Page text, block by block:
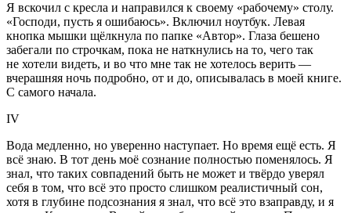
Я вскочил с кресла и направился к своему «рабочему» столу.
«Господи, пусть я ошибаюсь». Включил ноутбук. Левая
кнопка мышки щёлкнула по папке «Автор». Глаза бешено
забегали по строчкам, пока не наткнулись на то, чего так
не хотели видеть, и во что мне так не хотелось верить —
вчерашняя ночь подробно, от и до, описывалась в моей книге.
С самого начала.
IV
Вода медленно, но уверенно наступает. Но время ещё есть. Я
всё знаю. В тот день моё сознание полностью поменялось. Я
знал, что таких совпадений быть не может и твёрдо уверял
себя в том, что всё это просто слишком реалистичный сон,
хотя в глубине подсознания я знал, что всё это взаправду, и я